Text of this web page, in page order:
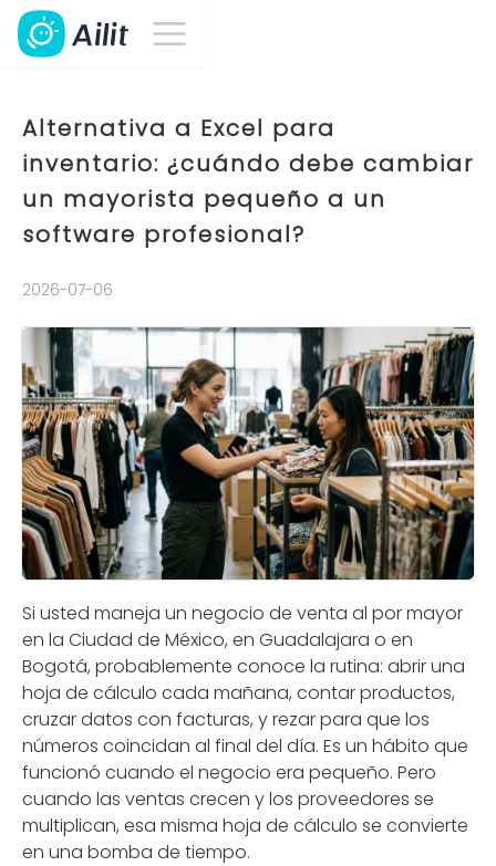
Alternativa a Excel para
inventario: ¿cuándo debe cambiar
un mayorista pequeño a un
software profesional?
2026-07-06
Si usted maneja un negocio de venta al por mayor
en la Ciudad de México, en Guadalajara o en
Bogotá, probablemente conoce la rutina: abrir una
hoja de cálculo cada mañana, contar productos,
cruzar datos con facturas, y rezar para que los
números coincidan al final del día. Es un hábito que
funcionó cuando el negocio era pequeño. Pero
cuando las ventas crecen y los proveedores se
multiplican, esa misma hoja de cálculo se convierte
en una bomba de tiempo.